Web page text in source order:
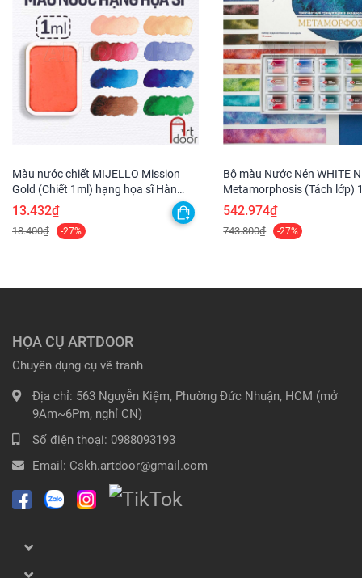
Màu nước chiết MIJELLO Mission
Gold (Chiết 1ml) hạng họa sĩ Hàn
Quốc chuyên nghiệp
13.432₫
18.400₫ -27%
Bộ màu Nước Nén WHITE
Metamorphosis (Tách lớp)
542.974₫
743.800₫ -27%
HỌA CỤ ARTDOOR
Chuyên dụng cụ vẽ tranh
Địa chỉ: 563 Nguyễn Kiệm, Phường Đức Nhuận, HCM (mở
9Am~6Pm, nghỉ CN)
Số điện thoại: 0988093193
Email: Cskh.artdoor@gmail.com